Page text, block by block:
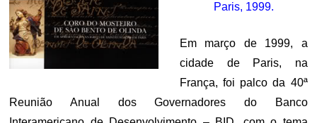
Paris, 1999.
Em março de 1999, a
cidade de Paris, na
França, foi palco da 40ª
Reunião Anual dos Governadores do Banco